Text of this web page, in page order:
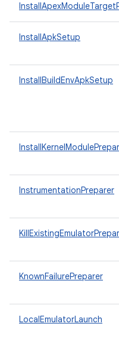
InstallApkSetup
InstallBuildEnvApkSetup
InstrumentationPreparer
KnownFailurePreparer
LocalEmulatorLaunch